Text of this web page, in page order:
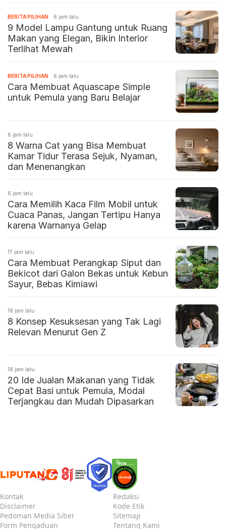
BERITA PILIHAN 6 jam lalu
9 Model Lampu Gantung untuk Ruang
Makan yang Elegan, Bikin Interior
Terlihat Mewah
BERITA PILIHAN 6 jam lalu
Cara Membuat Aquascape Simple
untuk Pemula yang Baru Belajar
6 jam lalu
8 Warna Cat yang Bisa Membuat
Kamar Tidur Terasa Sejuk, Nyaman,
dan Menenangkan
6 jam lalu
Cara Memilih Kaca Film Mobil untuk
Cuaca Panas, Jangan Tertipu Hanya
karena Warnanya Gelap
17 jam lalu
Cara Membuat Perangkap Siput dan
Bekicot dari Galon Bekas untuk Kebun
Sayur, Bebas Kimiawi
18 jam lalu
8 Konsep Kesuksesan yang Tak Lagi
Relevan Menurut Gen Z
18 jam lalu
20 Ide Jualan Makanan yang Tidak
Cepat Basi untuk Pemula, Modal
Terjangkau dan Mudah Dipasarkan
Kontak
Redaksi
Disclaimer
Kode Etik
Pedoman Media Siber
Sitemap
Form Pengaduan
Tentang Kami